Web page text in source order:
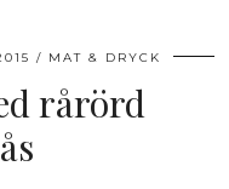
MAT & DRYCK
rårörd